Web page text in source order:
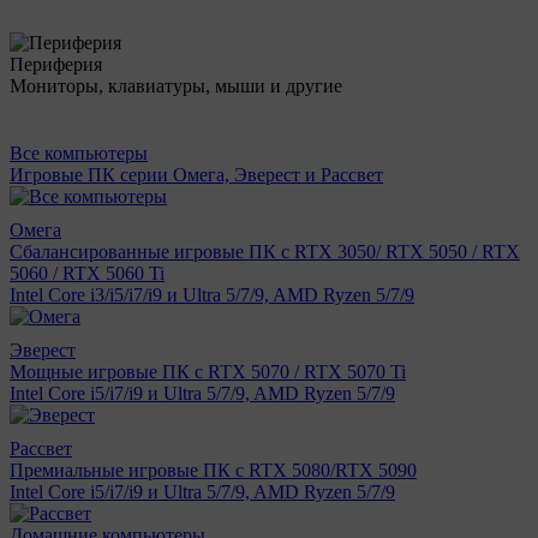
Периферия
Мониторы, клавиатуры, мыши и другие
Все компьютеры
Игровые ПК серии Омега, Эверест и Рассвет
Омега
Сбалансированные игровые ПК с RTX 3050/ RTX 5050 / RTX
5060 / RTX 5060 Ti
Intel Core i3/i5/i7/i9 и Ultra 5/7/9, AMD Ryzen 5/7/9
Эверест
Мощные игровые ПК с RTX 5070 / RTX 5070 Ti
Intel Core i5/i7/i9 и Ultra 5/7/9, AMD Ryzen 5/7/9
Рассвет
Премиальные игровые ПК с RTX 5080/RTX 5090
Intel Core i5/i7/i9 и Ultra 5/7/9, AMD Ryzen 5/7/9